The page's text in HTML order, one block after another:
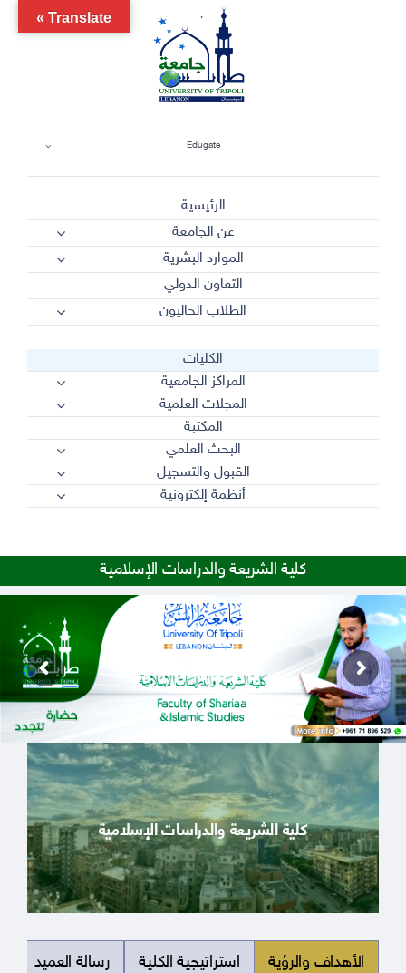
Edugate
الرئيسية
عن الجامعة
الموارد البشرية
التعاون الدولي
الطلاب الحاليون
الكليات
المراكز الجامعية
المجلات العلمية
المكتبة
البحث العلمي
القبول والتسجيل
أنظمة إلكترونية
كلية الشريعة والدراسات الإسلامية
كلية الشريعة والدراسات الإسلامية
الأهداف والرؤية استراتيجية الكلية رسالة العميد
Translate »